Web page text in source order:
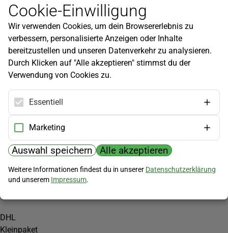
Newsletter
Infos zu neuen Produkten, Gartentipps und mehr findest du in
unserem Newsletter!
Jetzt anmelden
Hilfe
Kundenservice
Widerrufsbelehrung
Versandkosten
Zahlungsmöglichkeiten
PayPal
Vorkasse
Versand
DHL
Kleinpaket
Cookie-Einwilligung
Wir verwenden Cookies, um dein Browsererlebnis zu
verbessern, personalisierte Anzeigen oder Inhalte
bereitzustellen und unseren Datenverkehr zu analysieren.
Durch Klicken auf "Alle akzeptieren" stimmst du der
Verwendung von Cookies zu.
Essentiell
Marketing
Auswahl speichern Alle akzeptieren
Weitere Informationen findest du in unserer Datenschutzerklärung
und unserem Impressum.